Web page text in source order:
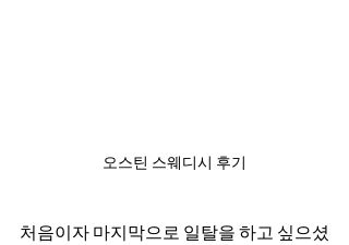
오스틴 스웨디시 후기
처음이자 마지막으로 일탈을 하고 싶으셨